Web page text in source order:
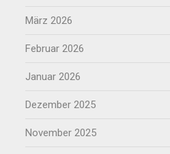
März 2026
Februar 2026
Januar 2026
Dezember 2025
November 2025